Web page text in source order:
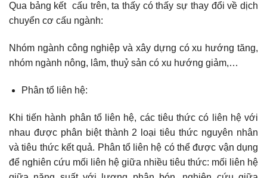
Qua bảng kết cấu trên, ta thấy có thấy sự thay đổi về dịch
chuyển cơ cấu ngành:
Nhóm ngành công nghiệp và xây dựng có xu hướng tăng,
nhóm ngành nông, lâm, thuỷ sản có xu hướng giảm,…
Phân tổ liên hệ:
Khi tiến hành phân tổ liên hệ, các tiêu thức có liên hệ với
nhau được phân biệt thành 2 loại tiêu thức nguyên nhân
và tiêu thức kết quả. Phân tổ liên hệ có thể được vận dụng
để nghiên cứu mối liên hệ giữa nhiều tiêu thức: mối liên hệ